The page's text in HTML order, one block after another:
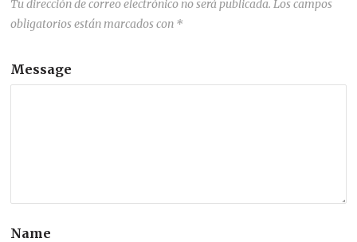
Tu dirección de correo electrónico no será publicada. Los campos
obligatorios están marcados con *
Message
Name